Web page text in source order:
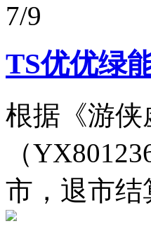
7/9
TS优优绿
根据《游侠
（
市，退市结